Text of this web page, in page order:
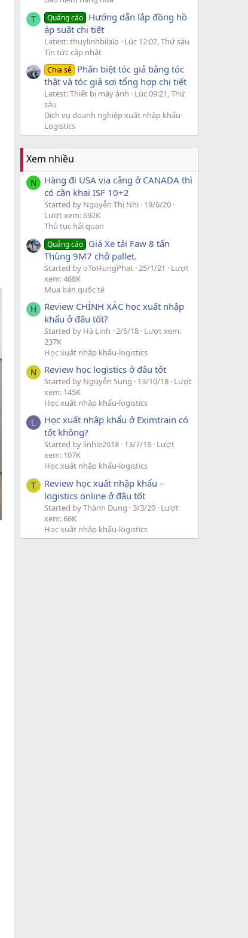
T Quảng cáo Hướng dẫn lắp đồng hồ
áp suất chi tiết
Latest: thuylinhbilalo
Lúc 12:07, Thứ sáu
Tin tức cập nhật
Chia sẻ Phân biệt tóc giả bằng tóc
thật và tóc giả sợi tổng hợp chi tiết
Latest: Thiết bị máy ảnh
Lúc 09:21, Thứ
sáu
Dịch vụ doanh nghiệp xuất nhập khẩu-
Logistics
Xem nhiều
N
Hàng đi USA via cảng ở CANADA thì
có cần khai ISF 10+2
Started by Nguyễn Thị Nhi 19/6/20
Lượt xem: 692K
Thủ tục hải quan
Quảng cáo Giá Xe tải Faw 8 tấn
Thùng 9M7 chở pallet.
Started by oToHungPhat 25/1/21
Lượt
xem: 468K
Mua bán quốc tế
H
Review CHÍNH XÁC học xuất nhập
khẩu ở đâu tốt?
Started by Hà Linh 2/5/18 Lượt xem:
237K
Học xuất nhập khẩu-logistics
N Review học logistics ở đâu tốt
Started by Nguyễn Sung 13/10/18 Lượt
xem: 145K
Học xuất nhập khẩu-logistics
L
Học xuất nhập khẩu ở Eximtrain có
tốt không?
Started by linhle2018 13/7/18 Lượt
xem: 107K
Học xuất nhập khẩu-logistics
T
Review học xuất nhập khẩu –
logistics online ở đâu tốt
Started by Thành Dung 3/3/20 Lượt
xem: 66K
Học xuất nhập khẩu-logistics